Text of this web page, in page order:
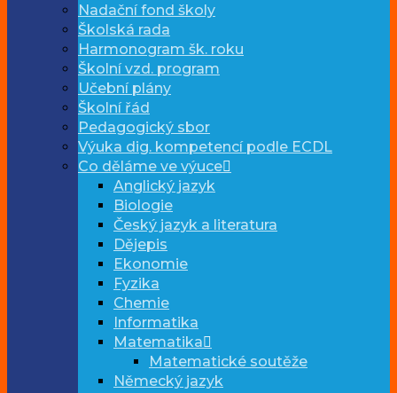
Nadační fond školy
Školská rada
Harmonogram šk. roku
Školní vzd. program
Učební plány
Školní řád
Pedagogický sbor
Výuka dig. kompetencí podle ECDL
Co děláme ve výuce
Anglický jazyk
Biologie
Český jazyk a literatura
Dějepis
Ekonomie
Fyzika
Chemie
Informatika
Matematika
Matematické soutěže
Německý jazyk